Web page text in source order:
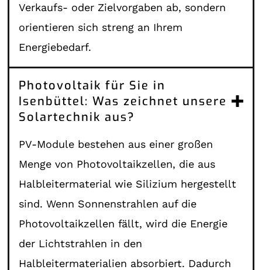
Verkaufs- oder Zielvorgaben ab, sondern
orientieren sich streng an Ihrem
Energiebedarf.
Photovoltaik für Sie in
Isenbüttel: Was zeichnet unsere
Solartechnik aus?
PV-Module bestehen aus einer großen
Menge von Photovoltaikzellen, die aus
Halbleitermaterial wie Silizium hergestellt
sind. Wenn Sonnenstrahlen auf die
Photovoltaikzellen fällt, wird die Energie
der Lichtstrahlen in den
Halbleitermaterialien absorbiert. Dadurch